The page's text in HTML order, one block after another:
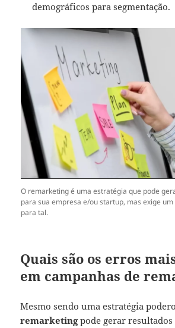
demográficos para segmentação.
O remarketing é uma estratégia que pode
para sua empresa e/ou startup, mas exige
para tal.
Quais são os erros
em campanhas de
Mesmo sendo uma estratégia
remarketingpode gerar resultados